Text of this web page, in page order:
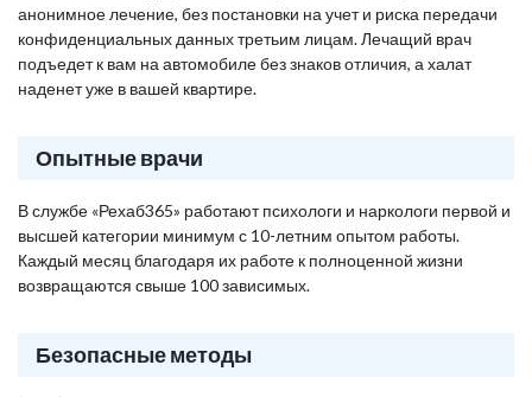
анонимное лечение, без постановки на учет и риска передачи
конфиденциальных данных третьим лицам. Лечащий врач
подъедет к вам на автомобиле без знаков отличия, а халат
наденет уже в вашей квартире.
Опытные врачи
В службе «Рехаб365» работают психологи и наркологи первой и
высшей категории минимум с 10-летним опытом работы.
Каждый месяц благодаря их работе к полноценной жизни
возвращаются свыше 100 зависимых.
Безопасные методы